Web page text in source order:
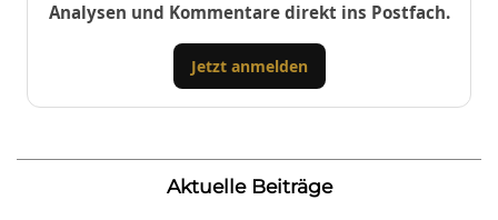
Analysen und Kommentare direkt ins Postfach.
Jetzt anmelden
Aktuelle Beiträge